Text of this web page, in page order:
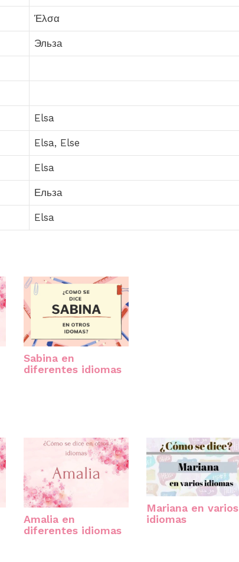
Έλσα
Эльза
Elsa
Elsa, Else
Elsa
Ельза
Elsa
Sabina en
diferentes idiomas
Amalia en
diferentes idiomas
Mariana en varios
idiomas